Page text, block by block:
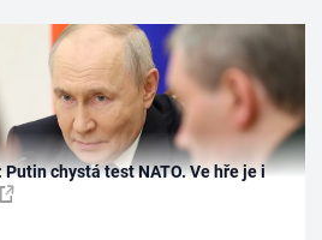
chystá test NATO. Ve hře je i